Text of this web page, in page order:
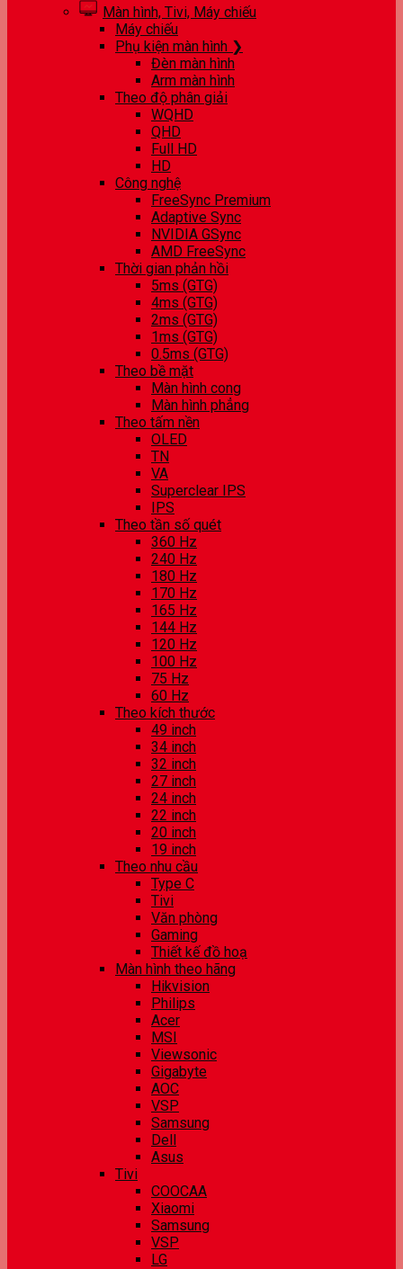
Màn hình, Tivi, Máy chiếu
Máy chiếu
Phụ kiện màn hình ❯
Đèn màn hình
Arm màn hình
Theo độ phân giải
WQHD
QHD
Full HD
HD
Công nghệ
FreeSync Premium
Adaptive Sync
NVIDIA GSync
AMD FreeSync
Thời gian phản hồi
5ms (GTG)
4ms (GTG)
2ms (GTG)
1ms (GTG)
0.5ms (GTG)
Theo bề mặt
Màn hình cong
Màn hình phẳng
Theo tấm nền
OLED
TN
VA
Superclear IPS
IPS
Theo tần số quét
360 Hz
240 Hz
180 Hz
170 Hz
165 Hz
144 Hz
120 Hz
100 Hz
75 Hz
60 Hz
Theo kích thước
49 inch
34 inch
32 inch
27 inch
24 inch
22 inch
20 inch
19 inch
Theo nhu cầu
Type C
Tivi
Văn phòng
Gaming
Thiết kế đồ hoạ
Màn hình theo hãng
Hikvision
Philips
Acer
MSI
Viewsonic
Gigabyte
AOC
VSP
Samsung
Dell
Asus
Tivi
COOCAA
Xiaomi
Samsung
VSP
LG